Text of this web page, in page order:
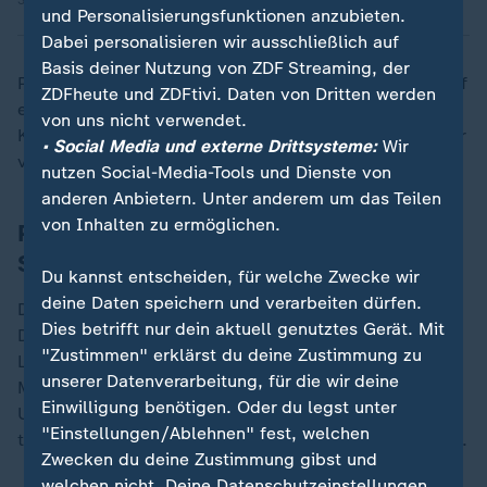
Post und Verdi hatten sich zuletzt im Frühjahr 2023 auf
ein komplexes Tarifpaket verständigt, das dem
Konzern zufolge eine Erhöhung der Löhne und Gehälter
von im Durchschnitt 11,5 Prozent brachte.
Post: Konstanter Rückgang der
Sendungsmengen
Die Post hatte in der Folge über zu hohe Kosten in
Deutschland geklagt. Der rund um den Globus aktive
Logistikriese DHL, der weltweit rund 600.000
Menschen beschäftigt, fährt den Löwenanteil seiner
Umsätze und Gewinne längst außerhalb des
traditionellen Briefgeschäfts in der Bundesrepublik ein.
und Personalisierungsfunktionen anzubieten.
Dabei personalisieren wir ausschließlich auf
Basis deiner Nutzung von ZDF Streaming, der
ZDFheute und ZDFtivi. Daten von Dritten werden
von uns nicht verwendet.
• Social Media und externe Drittsysteme:Wir
nutzen Social-Media-Tools und Dienste von
anderen Anbietern. Unter anderem um das Teilen
von Inhalten zu ermöglichen.
Du kannst entscheiden, für welche Zwecke wir
deine Daten speichern und verarbeiten dürfen.
Dies betrifft nur dein aktuell genutztes Gerät. Mit
"Zustimmen" erklärst du deine Zustimmung zu
unserer Datenverarbeitung, für die wir deine
Einwilligung benötigen. Oder du legst unter
"Einstellungen/Ablehnen" fest, welchen
Zwecken du deine Zustimmung gibst und